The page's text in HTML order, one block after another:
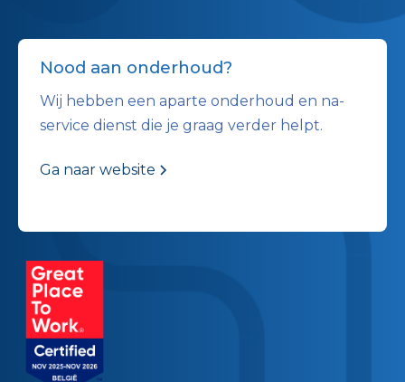
Nood aan onderhoud?
Wij hebben een aparte onderhoud en na-
service dienst die je graag verder helpt.
Ga naar website